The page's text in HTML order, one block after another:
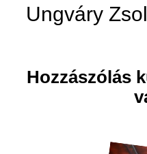
Ungváry
Hozzászólás